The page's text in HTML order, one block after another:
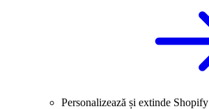
Personalizează și extinde Shopify